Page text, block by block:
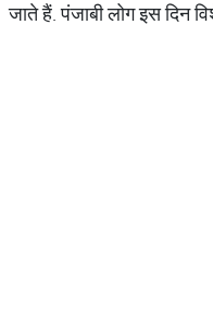
जाते हैं. पंजाबी लोग इस दिन